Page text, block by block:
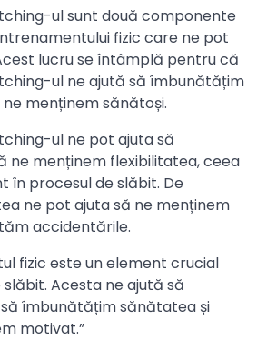
ul sunt două componente
fizic care ne pot
lucru se întâmplă pentru că
ul ne ajută să îmbunătățim
menținem sănătoși.
ul ne pot ajuta să
ne menținem flexibilitatea, ceea
în procesul de slăbit. De
ne pot ajuta să ne menținem
accidentările.
fizic este un element crucial
Acesta ne ajută să
îmbunătățim sănătatea și
motivat.”